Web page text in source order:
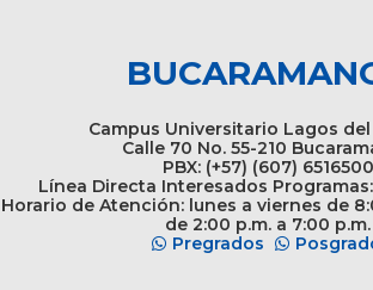
Campus Universitario Lagos
Calle 70 No. 55-210
PBX: (+57) (607) 6516500
Línea Directa Interesados Programas:
Horario de Atención: lunes a viernes de
de 2:00 p.m. a 7:00 p.m.
Pregrados